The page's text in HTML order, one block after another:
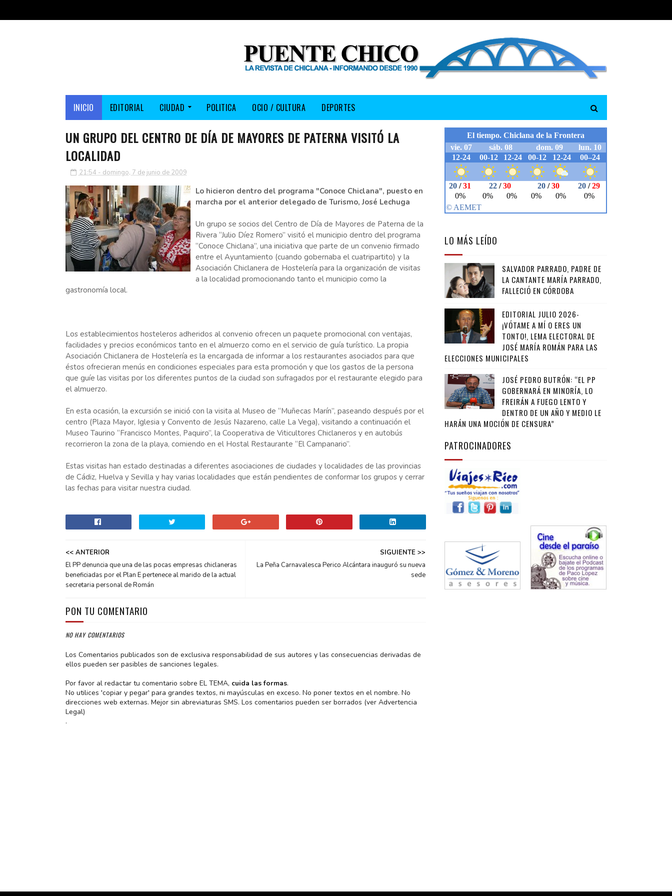
INICIO EDITORIAL CIUDAD POLITICA OCIO / CULTURA DEPORTES
UN GRUPO DEL CENTRO DE DÍA DE MAYORES DE PATERNA VISITÓ LA
LOCALIDAD
21:54 - domingo, 7 de junio de 2009
Lo hicieron dentro del programa "Conoce Chiclana", puesto en
marcha por el anterior delegado de Turismo, José Lechuga
Un grupo se socios del Centro de Día de Mayores de Paterna de la
Rivera “Julio Díez Romero” visitó el municipio dentro del programa
“Conoce Chiclana”, una iniciativa que parte de un convenio firmado
entre el Ayuntamiento (cuando gobernaba el cuatripartito) y la
Asociación Chiclanera de Hostelería para la organización de visitas
a la localidad promocionando tanto el municipio como la
gastronomía local.
Los establecimientos hosteleros adheridos al convenio ofrecen un paquete promocional con ventajas,
facilidades y precios económicos tanto en el almuerzo como en el servicio de guía turístico. La propia
Asociación Chiclanera de Hostelería es la encargada de informar a los restaurantes asociados para que
éstos ofrecieran menús en condiciones especiales para esta promoción y que los gastos de la persona
que guíe las visitas por los diferentes puntos de la ciudad son sufragados por el restaurante elegido para
el almuerzo.
En esta ocasión, la excursión se inició con la visita al Museo de “Muñecas Marín”, paseando después por el
centro (Plaza Mayor, Iglesia y Convento de Jesús Nazareno, calle La Vega), visitando a continuación el
Museo Taurino “Francisco Montes, Paquiro”, la Cooperativa de Viticultores Chiclaneros y en autobús
recorrieron la zona de la playa, comiendo en el Hostal Restaurante “El Campanario”.
Estas visitas han estado destinadas a diferentes asociaciones de ciudades y localidades de las provincias
de Cádiz, Huelva y Sevilla y hay varias localidades que están pendientes de conformar los grupos y cerrar
las fechas para visitar nuestra ciudad.
SIGUIENTE >>
La Peña Carnavalesca Perico Alcántara inauguró su nueva
sede
<< ANTERIOR
El PP denuncia que una de las pocas empresas chiclaneras
beneficiadas por el Plan E pertenece al marido de la actual
secretaria personal de Román
PON TU COMENTARIO
NO HAY COMENTARIOS
Los Comentarios publicados son de exclusiva responsabilidad de sus autores y las consecuencias derivadas de
ellos pueden ser pasibles de sanciones legales.
Por favor al redactar tu comentario sobre EL TEMA, cuida las formas.
No utilices 'copiar y pegar' para grandes textos, ni mayúsculas en exceso. No poner textos en el nombre. No
direcciones web externas. Mejor sin abreviaturas SMS. Los comentarios pueden ser borrados (ver Advertencia
Legal)
.
LO MÁS LEÍDO
SALVADOR PARRADO, PADRE DE
LA CANTANTE MARÍA PARRADO,
FALLECIÓ EN CÓRDOBA
EDITORIAL JULIO 2026-
¡VÓTAME A MÍ O ERES UN
TONTO!, LEMA ELECTORAL DE
JOSÉ MARÍA ROMÁN PARA LAS
ELECCIONES MUNICIPALES
JOSÉ PEDRO BUTRÓN: “EL PP
GOBERNARÁ EN MINORÍA, LO
FREIRÁN A FUEGO LENTO Y
DENTRO DE UN AÑO Y MEDIO LE
HARÁN UNA MOCIÓN DE CENSURA”
PATROCINADORES